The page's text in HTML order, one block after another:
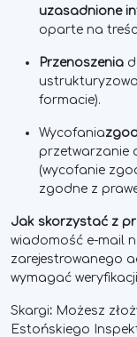
uzasadnione
oparte na
Przenoszenia
formacie).
Wycofania
przetwarzanie
(wycofanie
zgodne z
Jak skorzystać z
wiadomość e-mail
zarejestrowanego
wymagać
Skargi: Możesz
Estońskiego